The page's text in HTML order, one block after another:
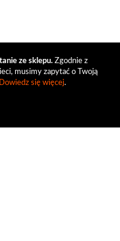
ze sklepu. Zgodnie z
musimy zapytać o Twoją
Dowiedz się więcej.